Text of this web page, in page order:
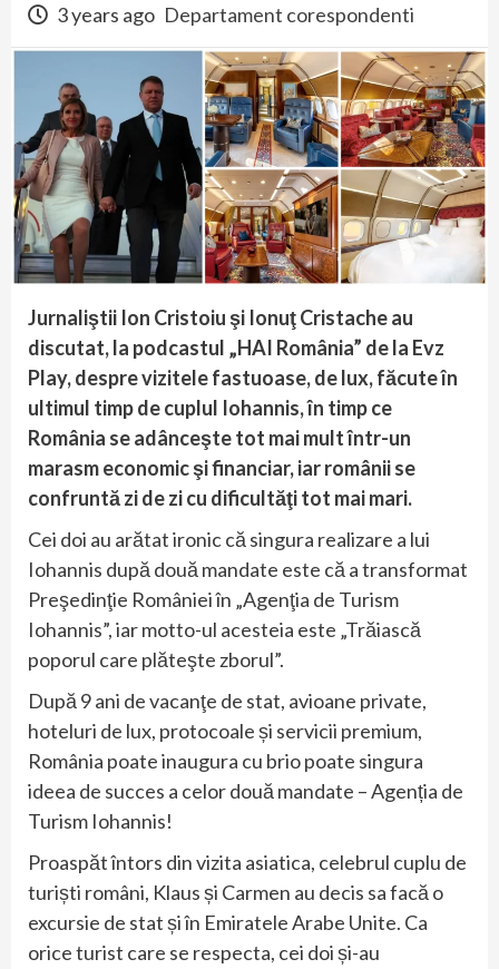
3 years ago Departament corespondenti
Jurnaliştii Ion Cristoiu şi Ionuţ Cristache au
discutat, la podcastul „HAI România” de la Evz
Play, despre vizitele fastuoase, de lux, făcute în
ultimul timp de cuplul Iohannis, în timp ce
România se adânceşte tot mai mult într-un
marasm economic şi financiar, iar românii se
confruntă zi de zi cu dificultăţi tot mai mari.
Cei doi au arătat ironic că singura realizare a lui
Iohannis după două mandate este că a transformat
Preşedinţie României în „Agenţia de Turism
Iohannis”, iar motto-ul acesteia este „Trăiască
poporul care plăteşte zborul”.
După 9 ani de vacanţe de stat, avioane private,
hoteluri de lux, protocoale și servicii premium,
România poate inaugura cu brio poate singura
ideea de succes a celor două mandate – Agenția de
Turism Iohannis!
Proaspăt întors din vizita asiatica, celebrul cuplu de
turiști români, Klaus și Carmen au decis sa facă o
excursie de stat și în Emiratele Arabe Unite. Ca
orice turist care se respecta, cei doi și-au